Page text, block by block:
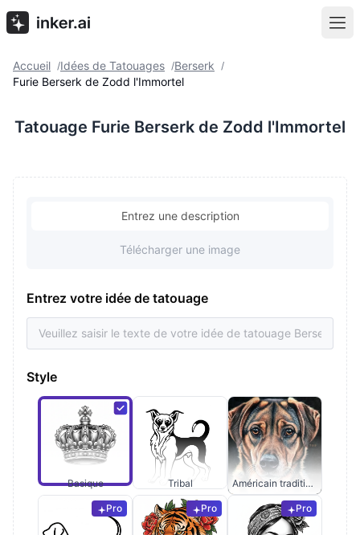
Accueil /Idées de Tatouages /Berserk /
Furie Berserk de Zodd l'Immortel
Tatouage Furie Berserk de Zodd l'Immortel
Entrez une description
Télécharger une image
Entrez votre idée de tatouage
Style
Basique Tribal Américain traditionnel
Pro Pro Pro